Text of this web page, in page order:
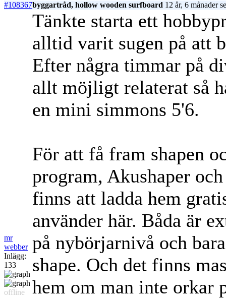
#108367byggartråd, hollow wooden surfboard 12 år, 6 månader
mr
webber
Inlägg:
133
offline
Tänkte starta ett
alltid varit sugen på att
Efter några timmar på
allt möjligt relaterat så
en mini simmons 5'6.
För att få fram shapen
program, Akushaper
finns att ladda hem
använder här. Båda är
på nybörjarnivå och
shape. Och det finns
hem om man inte orkar